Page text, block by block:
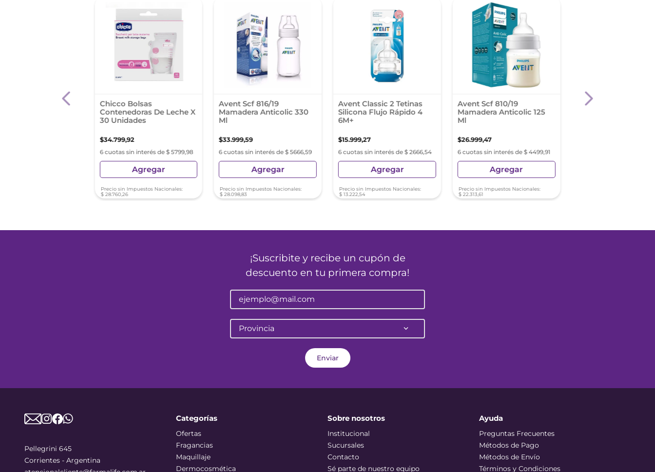
Natural
Chicco Bolsas
Contenedoras De Leche X
30 Unidades
$34.799,92
6 cuotas sin interés de $ 5799,98
Agregar
Precio sin Impuestos Nacionales:
$ 28.760,26
Avent Scf 816/19
Mamadera Anticolic 330
Ml
$33.999,59
6 cuotas sin interés de $ 5666,59
Agregar
Precio sin Impuestos Nacionales:
$ 28.098,83
Avent Classic 2 Tetinas
Silicona Flujo Rápido 4
6M+
$15.999,27
6 cuotas sin interés de $ 2666,54
Agregar
Precio sin Impuestos Nacionales:
$ 13.222,54
Avent Scf 810/19
Mamadera Anticolic 125
Ml
$26.999,47
6 cuotas sin interés de $ 4499,91
Agregar
Precio sin Impuestos Nacionales:
$ 22.313,61
Avent Scf 631/27
¡Suscribite y recibe un cupón de
descuento en tu primera compra!
Provincia
Enviar
Pellegrini 645
Corrientes - Argentina
Categorías
Ofertas
Fragancias
Maquillaje
Dermocosmética
Sobre nosotros
Institucional
Sucursales
Contacto
Sé parte de nuestro equipo
Ayuda
Preguntas Frecuentes
Métodos de Pago
Métodos de Envío
Términos y Condiciones